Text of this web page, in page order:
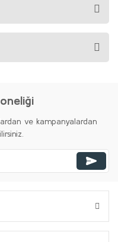
ve kampanyalardan